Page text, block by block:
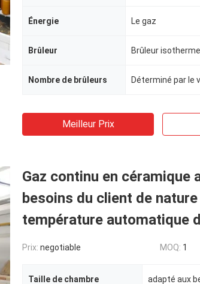
Énergie Le gaz
Brûleur Brûleur
Nombre de brûleurs Déterminé par le
Meilleur Prix
Gaz continu en céramique
besoins du client de
température automatique
Prix: negotiable MOQ: 1
Taille de chambre adapté aux